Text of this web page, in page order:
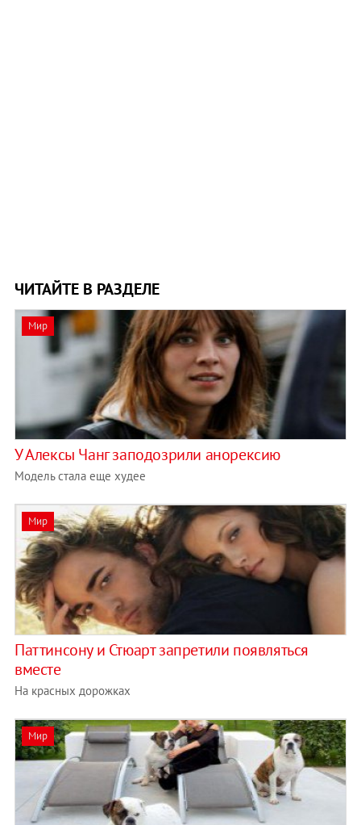
ЧИТАЙТЕ В РАЗДЕЛЕ
Мир
У Алексы Чанг заподозрили анорексию
Модель стала еще худее
Мир
Паттинсону и Стюарт запретили появляться
вместе
На красных дорожках
Мир